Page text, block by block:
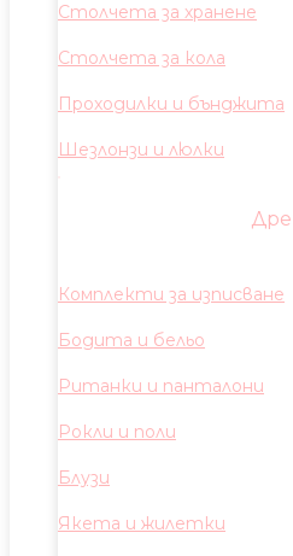
Столчета за хранене
Столчета за кола
Проходилки и бънджита
Шезлонзи и люлки
Комплекти за изписване
Бодита и бельо
Ританки и панталони
Рокли и поли
Блузи
Якета и жилетки